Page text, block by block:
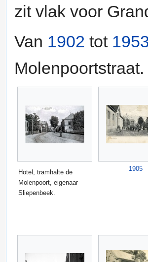
zit vlak voor
Van 1902 tot
Molenpoortstraat.
Hotel, tramhalte de
Molenpoort, eigenaar
Sliepenbeek.
1905